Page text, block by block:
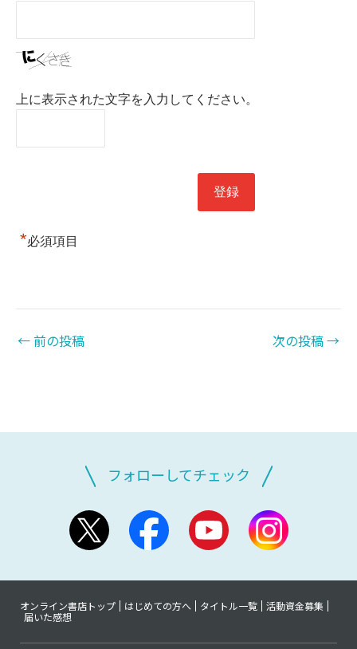
上に表示された文字を入力してください。
*必須項目
←前の投稿 次の投稿→
フォローしてチェック
オンライン書店トップ はじめての方へ タイトル一覧
活動資金募集
届いた感想